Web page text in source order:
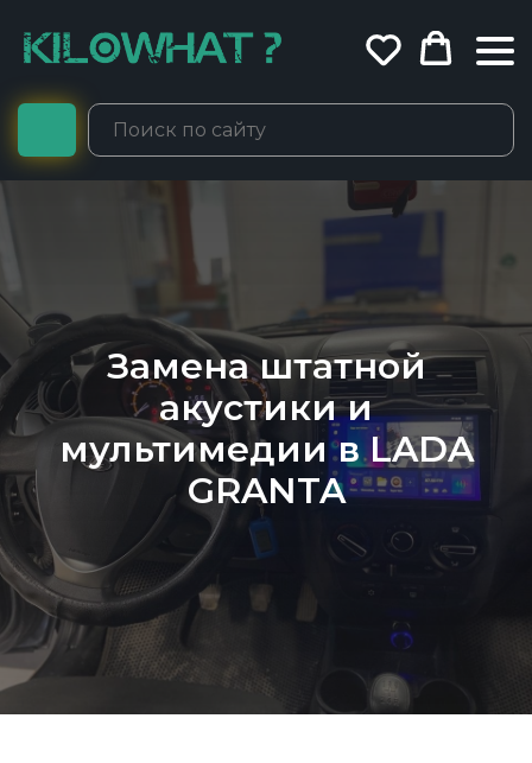
Замена штатной
акустики и
мультимедии в LADA
GRANTA